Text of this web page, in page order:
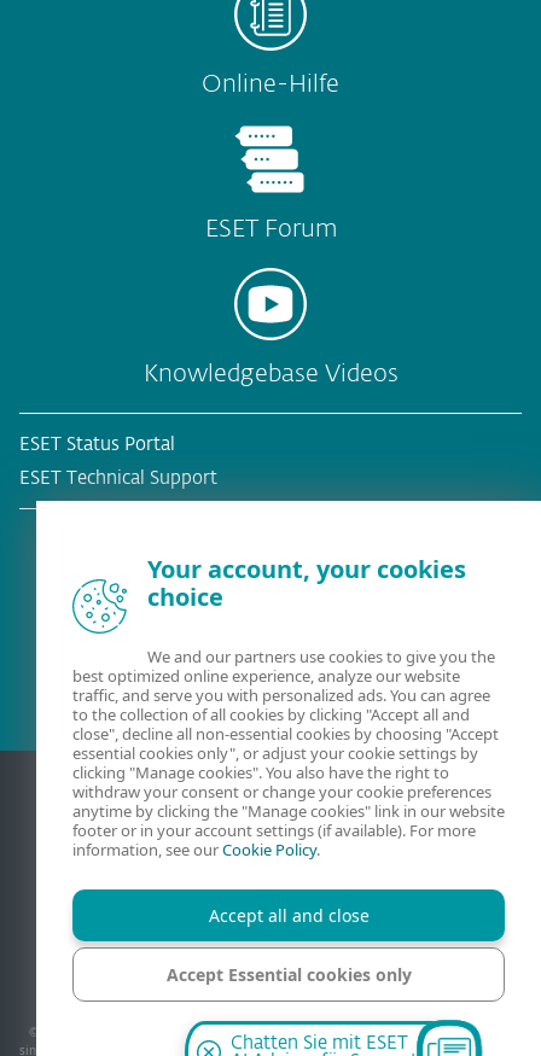
Online-Hilfe
ESET Forum
Knowledgebase Videos
ESET Status Portal
ESET Technical Support
Kontakt Datenschutzerklärung
Impressum
Sicherheitslücke melden
© 1992-2026 ESET, spol. s r.o. - Alle Rechte vorbehalten. Verwendete Warenzeichen
sind Warenzeichen oder eingetragene Warenzeichen von ESET, spol. s r.o.. Andere hier
Chatten Sie mit ESET
Your account, your cookies
choice
We and our partners use cookies to give you the
best optimized online experience, analyze our website
traffic, and serve you with personalized ads. You can agree
to the collection of all cookies by clicking "Accept all and
close", decline all non-essential cookies by choosing "Accept
essential cookies only", or adjust your cookie settings by
clicking "Manage cookies". You also have the right to
withdraw your consent or change your cookie preferences
anytime by clicking the "Manage cookies" link in our website
footer or in your account settings (if available). For more
information, see ourCookie Policy.
Accept all and close
Accept Essential cookies only
Manage cookies